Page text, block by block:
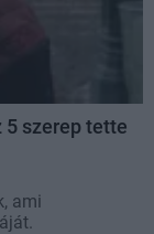
5 szerep tette
ami